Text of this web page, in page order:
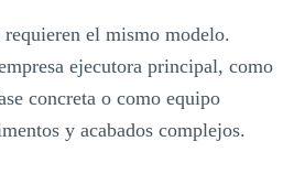
el mismo modelo.
ejecutora principal, como
concreta o como equipo
y acabados complejos.